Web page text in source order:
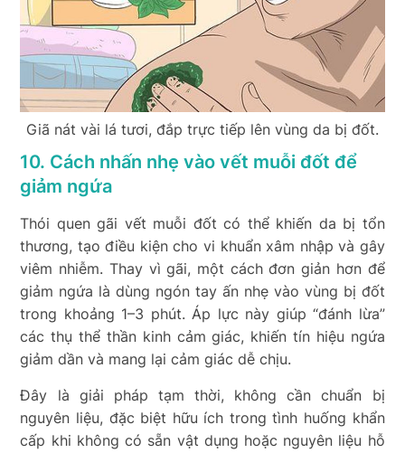
Giã nát vài lá tươi, đắp trực tiếp lên vùng da bị đốt.
10. Cách nhấn nhẹ vào vết muỗi đốt để
giảm ngứa
Thói quen gãi vết muỗi đốt có thể khiến da bị tổn
thương, tạo điều kiện cho vi khuẩn xâm nhập và gây
viêm nhiễm. Thay vì gãi, một cách đơn giản hơn để
giảm ngứa là dùng ngón tay ấn nhẹ vào vùng bị đốt
trong khoảng 1–3 phút. Áp lực này giúp “đánh lừa”
các thụ thể thần kinh cảm giác, khiến tín hiệu ngứa
giảm dần và mang lại cảm giác dễ chịu.
Đây là giải pháp tạm thời, không cần chuẩn bị
nguyên liệu, đặc biệt hữu ích trong tình huống khẩn
cấp khi không có sẵn vật dụng hoặc nguyên liệu hỗ